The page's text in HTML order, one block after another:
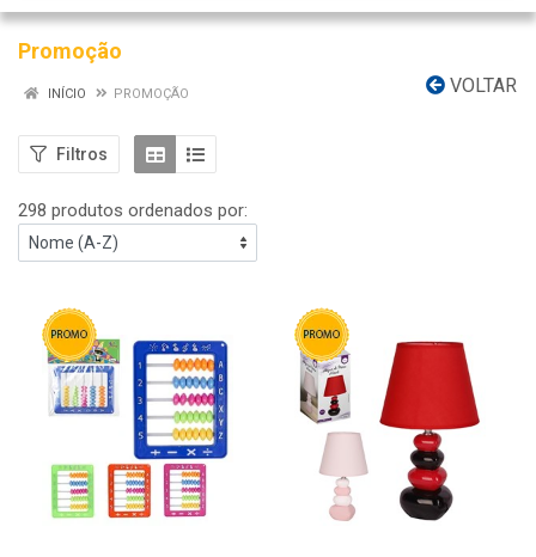
Promoção
VOLTAR
INÍCIO PROMOÇÃO
Filtros
298 produtos ordenados por: